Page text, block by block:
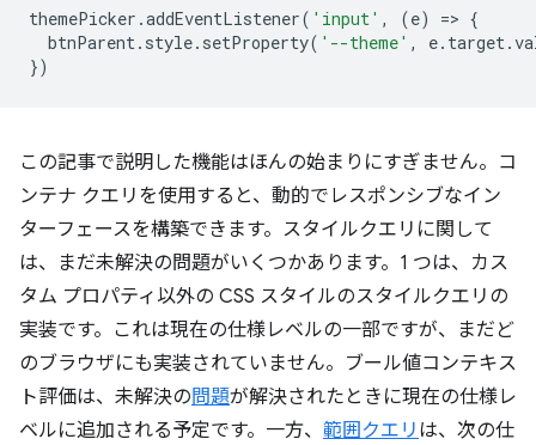
themePicker .addEventListener( 'input' , (e) => {
btnParent. style. setProperty( '--theme' , e. target.
})
この記事で説明した機能はほんの始まりにすぎません。コ
ンテナ クエリを使用すると、動的でレスポンシブなイン
ターフェースを構築できます。スタイルクエリに関して
は、まだ未解決の問題がいくつかあります。1 つは、カス
タム プロパティ以外の CSS スタイルのスタイルクエリの
実装です。これは現在の仕様レベルの一部ですが、まだど
のブラウザにも実装されていません。ブール値コンテキス
ト評価は、未解決の問題が解決されたときに現在の仕様レ
ベルに追加される予定です。一方、 範囲クエリ は、次の仕